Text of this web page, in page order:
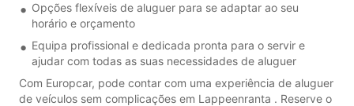
Opções flexíveis de aluguer para se adaptar ao seu
horário e orçamento
Equipa profissional e dedicada pronta para o servir e
ajudar com todas as suas necessidades de aluguer
Com Europcar, pode contar com uma experiência de aluguer
de veículos sem complicações em Lappeenranta . Reserve o